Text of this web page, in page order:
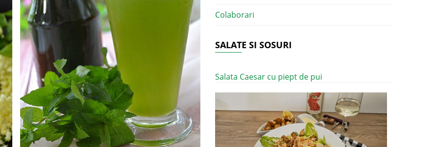
Colaborari
SALATE SI SOSURI
Salata Caesar cu piept de pui